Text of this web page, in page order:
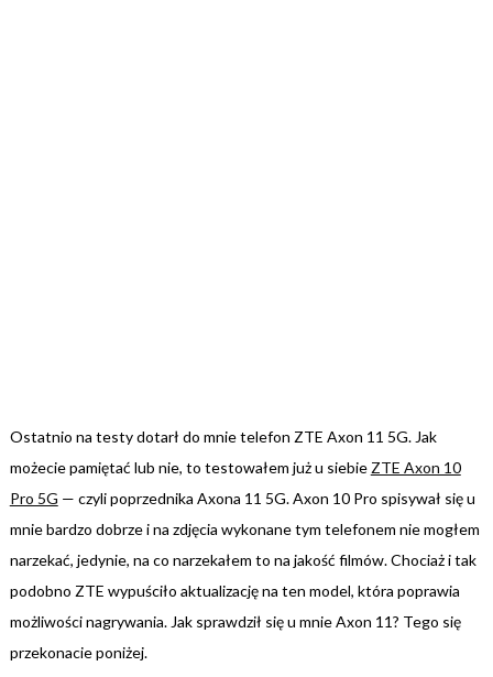
Ostatnio na testy dotarł do mnie telefon ZTE Axon 11 5G. Jak
możecie pamiętać lub nie, to testowałem już u siebieZTE Axon 10
Pro 5G — czyli poprzednika Axona 11 5G. Axon 10 Pro spisywał się u
mnie bardzo dobrze i na zdjęcia wykonane tym telefonem nie mogłem
narzekać, jedynie, na co narzekałem to na jakość filmów. Chociaż i tak
podobno ZTE wypuściło aktualizację na ten model, która poprawia
możliwości nagrywania. Jak sprawdził się u mnie Axon 11? Tego się
przekonacie poniżej.